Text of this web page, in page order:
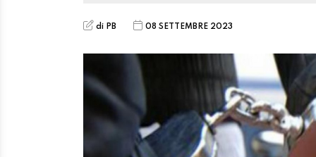
di PB 08 SETTEMBRE 2023